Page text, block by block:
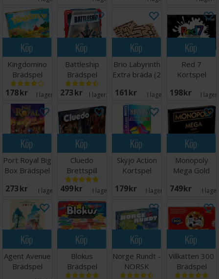
Köp
Kingdomino
Brädspel
178 SEK I lager: 18
Köp
Battleship
Brädspel
273 SEK I lager: 20+
Köp
Brio Labyrinth
Extra bräda (2
161 SEK I lager:
Köp
Red 7
Kortspel
198 SEK I
Köp
Port Royal Big
Box Brädspel
273 SEK I lager: 2
Köp
Cluedo
Brettspill
499 SEK I lager:
Köp
Skyjo Action
Kortspel
179 SEK I lager: 14
Köp
Monopoly
Mega Gold
NORSK
749 SEK I
Köp
Agent Avenue
Brädspel
Köp
Blokus
Brädspel
Köp
Norge Rundt -
NORSK
Köp
Villkatten 300
Brädspel